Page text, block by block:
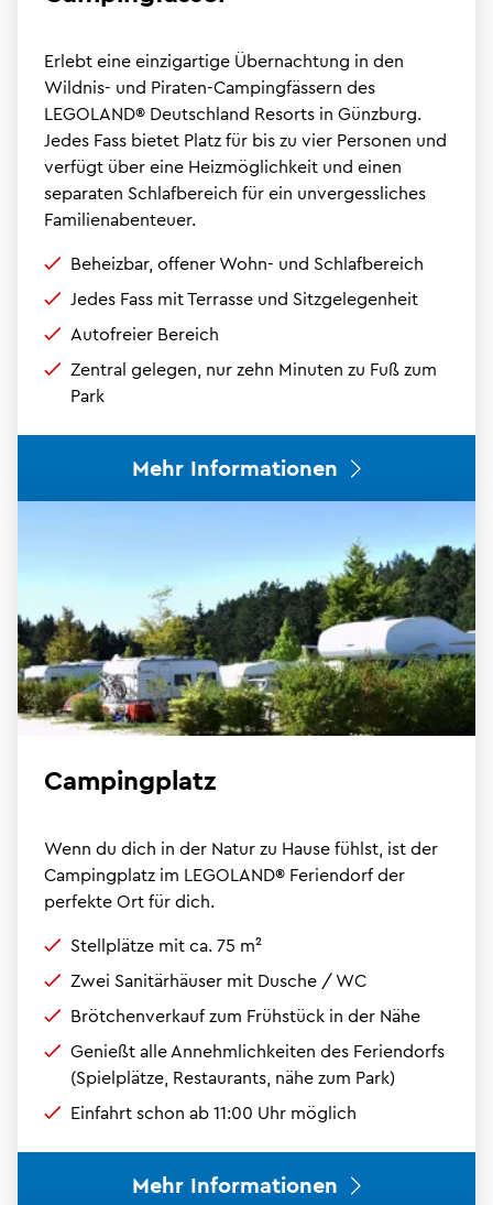
Erlebt eine einzigartige Übernachtung in den
Wildnis- und Piraten-Campingfässern des
LEGOLAND® Deutschland Resorts in Günzburg.
Jedes Fass bietet Platz für bis zu vier Personen und
verfügt über eine Heizmöglichkeit und einen
separaten Schlafbereich für ein unvergessliches
Familienabenteuer.
Beheizbar, offener Wohn- und Schlafbereich
Jedes Fass mit Terrasse und Sitzgelegenheit
Autofreier Bereich
Zentral gelegen, nur zehn Minuten zu Fuß zum
Park
Mehr Informationen
Campingplatz
Wenn du dich in der Natur zu Hause fühlst, ist der
Campingplatz im LEGOLAND® Feriendorf der
perfekte Ort für dich.
Stellplätze mit ca. 75 m²
Zwei Sanitärhäuser mit Dusche / WC
Brötchenverkauf zum Frühstück in der Nähe
Genießt alle Annehmlichkeiten des Feriendorfs
(Spielplätze, Restaurants, nähe zum Park)
Einfahrt schon ab 11:00 Uhr möglich
Mehr Informationen